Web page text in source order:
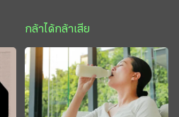
กล้าได้กล้าเสีย